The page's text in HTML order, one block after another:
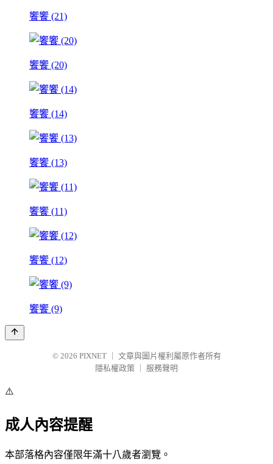
饗饗 (21)
饗饗 (20)
饗饗 (14)
饗饗 (13)
饗饗 (11)
饗饗 (12)
饗饗 (9)
© 2026 PIXNET
文章與圖片權利屬原作者所有
隱私權政策
服務聲明
⚠️
成人內容提醒
本部落格內容僅限年滿十八歲者瀏覽。